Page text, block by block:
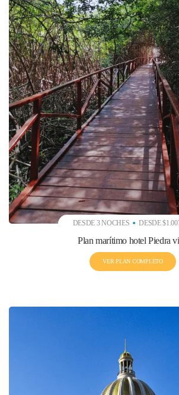
DESDE 3 NOCHES DESDE
Plan marítimo hotel Piedra
VER PLAN COMPLETO